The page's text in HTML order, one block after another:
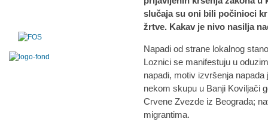
slučaja su oni bili počinioci
žrtve. Kakav je nivo nasilja
Napadi od strane lokalnog
Loznici se manifestuju u
napadi, motiv izvršenja
nekom skupu u Banji Koviljači
Crvene Zvezde iz Beograda;
migrantima.